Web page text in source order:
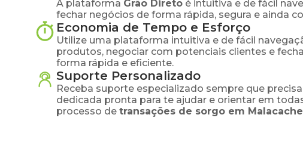
A plataforma Grão Direto é intuitiva e de fácil
fechar negócios de forma rápida, segura e ainda
Economia de Tempo e Esforço
Utilize uma plataforma intuitiva e de fácil
produtos, negociar com potenciais clientes e
forma rápida e eficiente.
Suporte Personalizado
Receba suporte especializado sempre que
dedicada pronta para te ajudar e orientar em
processo de transações de sorgo em